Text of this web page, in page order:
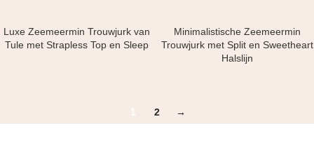
Luxe Zeemeermin Trouwjurk van
Tule met Strapless Top en Sleep
Minimalistische Zeemeermin
Trouwjurk met Split en Sweetheart
Halslijn
1 2 →